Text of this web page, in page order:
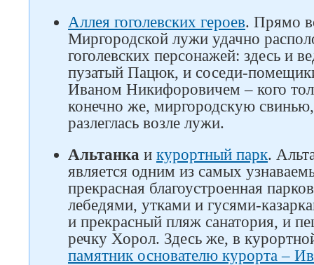
Аллея гоголевских героев. Прямо
Миргородской лужи удачно
гоголевских персонажей: здесь и
пузатый Пацюк, и соседи-
Иваном Никифоровичем – кого
конечно же, миргородскую
разлеглась возле лужи.
Альтанка и курортный парк.
является одним из самых
прекрасная благоустроенная
лебедями, утками и гусями-
и прекрасный пляж санатория, и
речку Хорол. Здесь же, в
памятник основателю курорта –